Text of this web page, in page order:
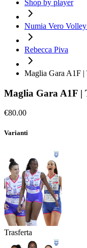
Shop by player
Numia Vero
Rebecca Piva
Maglia Gara A1F |
Maglia Gara A1F |
€80.00
Varianti
Trasferta